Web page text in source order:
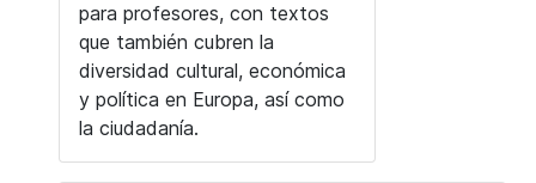
para profesores, con textos
que también cubren la
diversidad cultural, económica
y política en Europa, así como
la ciudadanía.